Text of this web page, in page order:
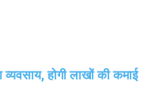
होगी लाखों की कमाई